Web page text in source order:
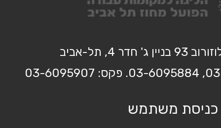
ג' חדר 4, תל-אביב
כניסת משתמש